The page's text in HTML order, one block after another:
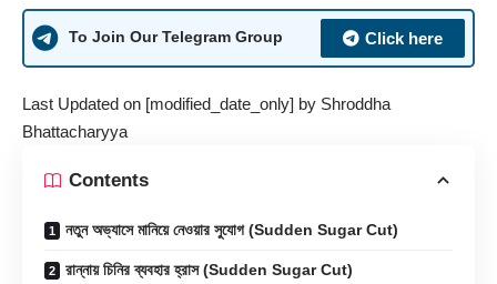
To Join Our Telegram Group Click here
Last Updated on [modified_date_only] by Shroddha
Bhattacharyya
Contents
নতুন অভ্যাসে মানিয়ে নেওয়ার সুযোগ (Sudden Sugar Cut)
রান্নায় চিনির ব্যবহার হ্রাস (Sudden Sugar Cut)